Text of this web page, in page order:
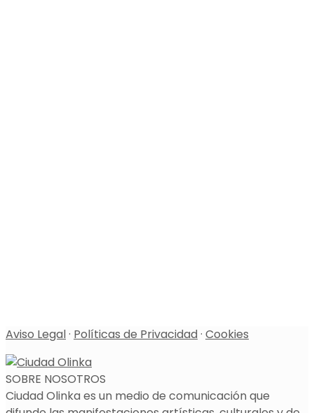
Aviso Legal· Políticas de Privacidad· Cookies
SOBRE NOSOTROS
Ciudad Olinka es un medio de comunicación que